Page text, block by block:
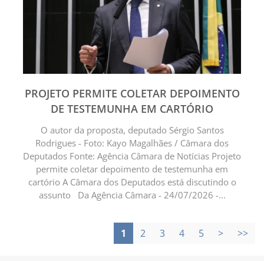
PROJETO PERMITE COLETAR DEPOIMENTO
DE TESTEMUNHA EM CARTÓRIO
O autor da proposta, deputado Sérgio Santos
Rodrigues - Foto: Kayo Magalhães / Câmara dos
Deputados Fonte: Agência Câmara de Notícias Projeto
permite coletar depoimento de testemunha em
cartório A Câmara dos Deputados está discutindo o
assunto Da Agência Câmara - 24/07/2026 -...
1 2 3 4 5 > >>